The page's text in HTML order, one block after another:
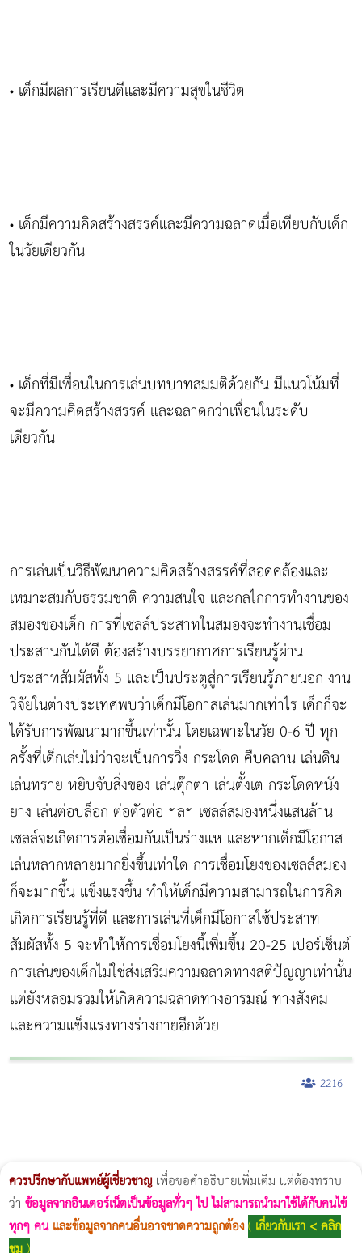
• เด็กมีผลการเรียนดีและมีความสุขในชีวิต
• เด็กมีความคิดสร้างสรรค์และมีความฉลาดเมื่อเทียบกับเด็ก
ในวัยเดียวกัน
• เด็กที่มีเพื่อนในการเล่นบทบาทสมมติด้วยกัน มีแนวโน้มที่
จะมีความคิดสร้างสรรค์ และฉลาดกว่าเพื่อนในระดับ
เดียวกัน
การเล่นเป็นวิธีพัฒนาความคิดสร้างสรรค์ที่สอดคล้องและ
เหมาะสมกับธรรมชาติ ความสนใจ และกลไกการทำงานของ
สมองของเด็ก การที่เซลล์ประสาทในสมองจะทำงานเชื่อม
ประสานกันได้ดี ต้องสร้างบรรยากาศการเรียนรู้ผ่าน
ประสาทสัมผัสทั้ง 5 และเป็นประตูสู่การเรียนรู้ภายนอก งาน
วิจัยในต่างประเทศพบว่าเด็กมีโอกาสเล่นมากเท่าไร เด็กก็จะ
ได้รับการพัฒนามากขึ้นเท่านั้น โดยเฉพาะในวัย 0-6 ปี ทุก
ครั้งที่เด็กเล่นไม่ว่าจะเป็นการวิ่ง กระโดด คืบคลาน เล่นดิน
เล่นทราย หยิบจับสิ่งของ เล่นตุ๊กตา เล่นตั้งเต กระโดดหนัง
ยาง เล่นต่อบล็อก ต่อตัวต่อ ฯลฯ เซลล์สมองหนึ่งแสนล้าน
เซลล์จะเกิดการต่อเชื่อมกันเป็นร่างแห และหากเด็กมีโอกาส
เล่นหลากหลายมากยิ่งขึ้นเท่าใด การเชื่อมโยงของเซลล์สมอง
ก็จะมากขึ้น แข็งแรงขึ้น ทำให้เด็กมีความสามารถในการคิด
เกิดการเรียนรู้ที่ดี และการเล่นที่เด็กมีโอกาสใช้ประสาท
สัมผัสทั้ง 5 จะทำให้การเชื่อมโยงนี้เพิ่มขึ้น 20-25 เปอร์เซ็นต์
การเล่นของเด็กไม่ใช่ส่งเสริมความฉลาดทางสติปัญญาเท่านั้น
แต่ยังหลอมรวมให้เกิดความฉลาดทางอารมณ์ ทางสังคม
และความแข็งแรงทางร่างกายอีกด้วย
2216
ควรปรึกษากับแพทย์ผู้เชี่ยวชาญเพื่อขอคำอธิบายเพิ่มเติม แต่ต้องทราบ
ว่า ข้อมูลจากอินเตอร์เน็ตเป็นข้อมูลทั่วๆ ไป ไม่สามารถนำมาใช้ได้กับคนไข้
ทุกๆ คน และข้อมูลจากคนอื่นอาจขาดความถูกต้อง( เกี่ยวกับเรา < คลิก